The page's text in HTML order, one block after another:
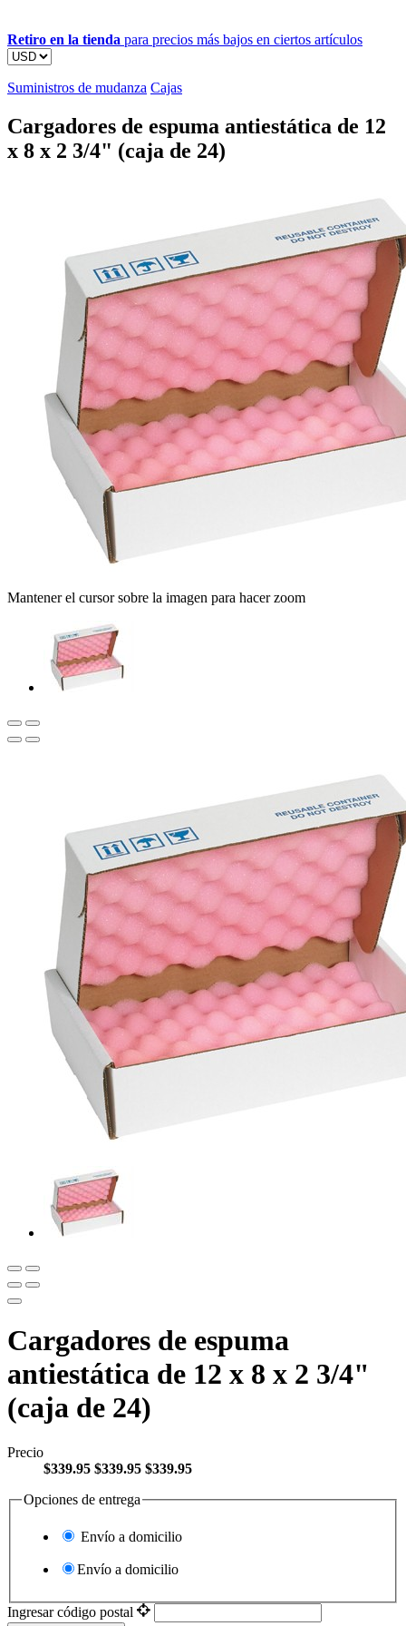
Retiro en la tienda para precios más bajos en ciertos artículos
Suministros de mudanza Cajas
Cargadores de espuma antiestática de 12
x 8 x 2 3/4" (caja de 24)
Mantener el cursor sobre la imagen para hacer zoom
Cargadores de espuma
antiestática de 12 x 8 x 2 3/4"
(caja de 24)
Precio
$339.95 $339.95 $339.95
Opciones de entrega
Envío a domicilio
Envío a domicilio
Ingresar código postal